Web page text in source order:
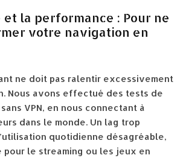
et la performance : Pour ne
votre navigation en
ne doit pas ralentir excessivement
Nous avons effectué des tests de
VPN, en nous connectant à
dans le monde. Un lag trop
quotidienne désagréable,
pour le streaming ou les jeux en